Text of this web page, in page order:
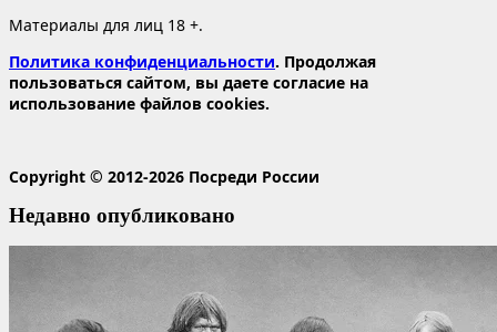
Материалы для лиц 18 +.
Политика конфиденциальности. Продолжая
пользоваться сайтом, вы даете согласие на
использование файлов cookies.
Copyright © 2012-2026 Посреди России
Недавно опубликовано